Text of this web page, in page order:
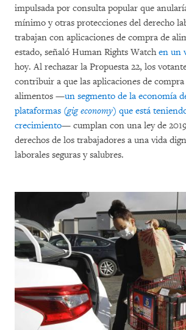
impulsada por consulta popular que
mínimo y otras protecciones del derecho
trabajan con aplicaciones de compra de
estado, señaló Human Rights Watchen un
hoy. Al rechazar la Propuesta 22, los
contribuir a que las aplicaciones de
alimentos —un segmento de la economía
plataformas (gig economy) que está
crecimiento— cumplan con una ley de
derechos de los trabajadores a una vida
laborales seguras y salubres.